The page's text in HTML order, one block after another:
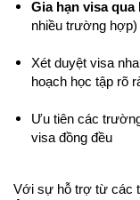
Gia hạn visa
nhiều trường hợp)
Xét duyệt visa
hoạch học tập rõ
Ưu tiên các
visa đồng đều
Với sự hỗ trợ từ các